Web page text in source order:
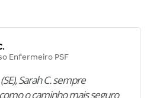
Enfermeiro PSF
Sarah C. sempre
o caminho mais seguro